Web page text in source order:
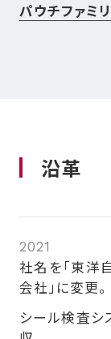
パウチファミ
沿革
2021
社名を「東洋
会社」に変更。
シール検査シ